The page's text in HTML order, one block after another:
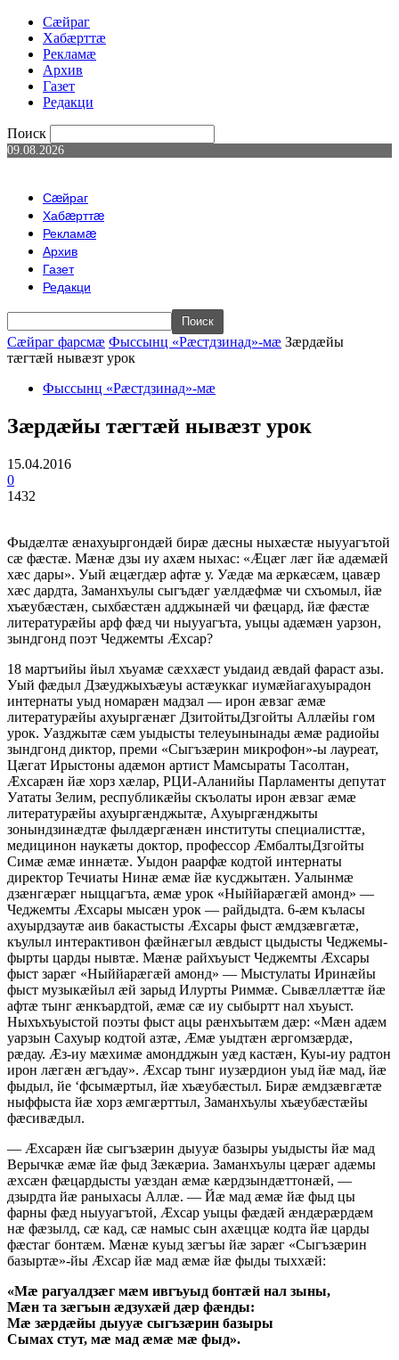
Сæйраг
Хабæрттæ
Рекламæ
Архив
Газет
Редакци
Поиск
09.08.2026
Сæйраг
Хабæрттæ
Рекламæ
Архив
Газет
Редакци
Сæйраг фарсмæ Фыссынц «Рæстдзинад»-мæ Зæрдæйы
тæгтæй нывæзт урок
Фыссынц «Рæстдзинад»-мæ
Зæрдæйы тæгтæй нывæзт урок
15.04.2016
0
1432
Фыдæлтæ æнахуыргондæй бирæ дæсны ныхæстæ ныууагътой
сæ фæстæ. Мæнæ дзы иу ахæм ныхас: «Æцæг лæг йæ адæмæй
хæс дары». Уый æцæгдæр афтæ у. Уæдæ ма æркæсæм, цавæр
хæс дардта, Заманхъулы сыгъдæг уæлдæфмæ чи схъомыл, йæ
хъæубæстæн, сыхбæстæн адджынæй чи фæцард, йæ фæстæ
литературæйы арф фæд чи ныууагъта, уыцы адæмæн уарзон,
зындгонд поэт Чеджемты Æхсар?
18 мартъийы йыл хъуамæ сæххæст уыдаид æвдай фараст азы.
Уый фæдыл Дзæуджыхъæуы астæуккаг иумæйагахуырадон
интернаты уыд номарæн мадзал — ирон æвзаг æмæ
литературæйы ахуыргæнæг ДзитойтыДзгойты Аллæйы гом
урок. Уазджытæ сæм уыдысты телеуынынады æмæ радиойы
зындгонд диктор, преми «Сыгъзæрин микрофон»-ы лауреат,
Цæгат Ирыстоны адæмон артист Мамсыраты Тасолтан,
Æхсарæн йæ хорз хæлар, РЦИ-Аланийы Парламенты депутат
Уататы Зелим, республикæйы скъолаты ирон æвзаг æмæ
литературæйы ахуыргæнджытæ, Ахуыргæнджыты
зонындзинæдтæ фылдæргæнæн институты специалисттæ,
медицинон наукæты доктор, профессор ÆмбалтыДзгойты
Симæ æмæ иннæтæ. Уыдон раарфæ кодтой интернаты
директор Течиаты Нинæ æмæ йæ кусджытæн. Уалынмæ
дзæнгæрæг ныццагъта, æмæ урок «Ныййарæгæй амонд» —
Чеджемты Æхсары мысæн урок — райдыдта. 6-æм къласы
ахуырдзаутæ аив бакастысты Æхсары фыст æмдзæвгæтæ,
къулыл интерактивон фæйнæгыл æвдыст цыдысты Чеджемы-
фырты царды нывтæ. Мæнæ райхъуыст Чеджемты Æхсары
фыст зарæг «Ныййарæгæй амонд» — Мыстулаты Иринæйы
фыст музыкæйыл æй зарыд Илурты Риммæ. Сывæллæттæ йæ
афтæ тынг æнкъардтой, æмæ сæ иу сыбыртт нал хъуыст.
Ныхъхъуыстой поэты фыст ацы рæнхъытæм дæр: «Мæн адæм
уарзын Сахуыр кодтой азтæ, Æмæ уыдтæн æргомзæрдæ,
рæдау. Æз-иу мæхимæ амондджын уæд кастæн, Куы-иу радтон
ирон лæгæн æгъдау». Æхсар тынг иузæрдион уыд йæ мад, йæ
фыдыл, йе ‘фсымæртыл, йæ хъæубæстыл. Бирæ æмдзæвгæтæ
ныффыста йæ хорз æмгæрттыл, Заманхъулы хъæубæстæйы
фæсивæдыл.
— Æхсарæн йæ сыгъзæрин дыууæ базыры уыдысты йæ мад
Верычкæ æмæ йæ фыд Зæкæриа. Заманхъулы цæрæг адæмы
æхсæн фæцардысты уæздан æмæ кæрдзындæттонæй, —
дзырдта йæ раныхасы Аллæ. — Йæ мад æмæ йæ фыд цы
фарны фæд ныууагътой, Æхсар уыцы фæдæй æндæрæрдæм
нæ фæзылд, сæ кад, сæ намыс сын ахæццæ кодта йæ царды
фæстаг бонтæм. Мæнæ куыд зæгъы йæ зарæг «Сыгъзæрин
базыртæ»-йы Æхсар йæ мад æмæ йæ фыды тыххæй:
«Мæ рагуалдзæг мæм ивгъуыд бонтæй нал зыны,
Мæн та зæгъын æдзухæй дæр фæнды:
Мæ зæрдæйы дыууæ сыгъзæрин базыры
Сымах стут, мæ мад æмæ мæ фыд».